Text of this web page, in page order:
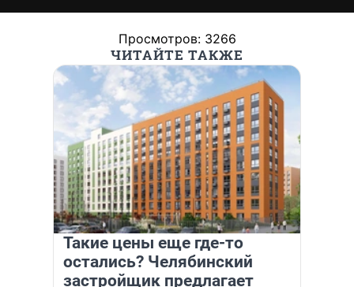
Просмотров: 3266
ЧИТАЙТЕ ТАКЖЕ
Такие цены еще где-то
остались? Челябинский
застройщик предлагает